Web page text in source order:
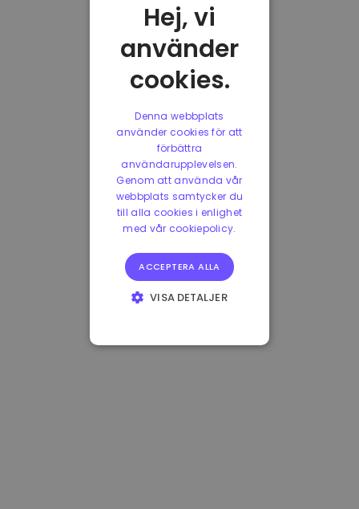
Hej, vi
använder
cookies.
Denna webbplats
använder cookies för att
förbättra
användarupplevelsen.
Genom att använda vår
webbplats samtycker du
till alla cookies i enlighet
med vår cookiepolicy.
ACCEPTERA ALLA
VISA DETALJER